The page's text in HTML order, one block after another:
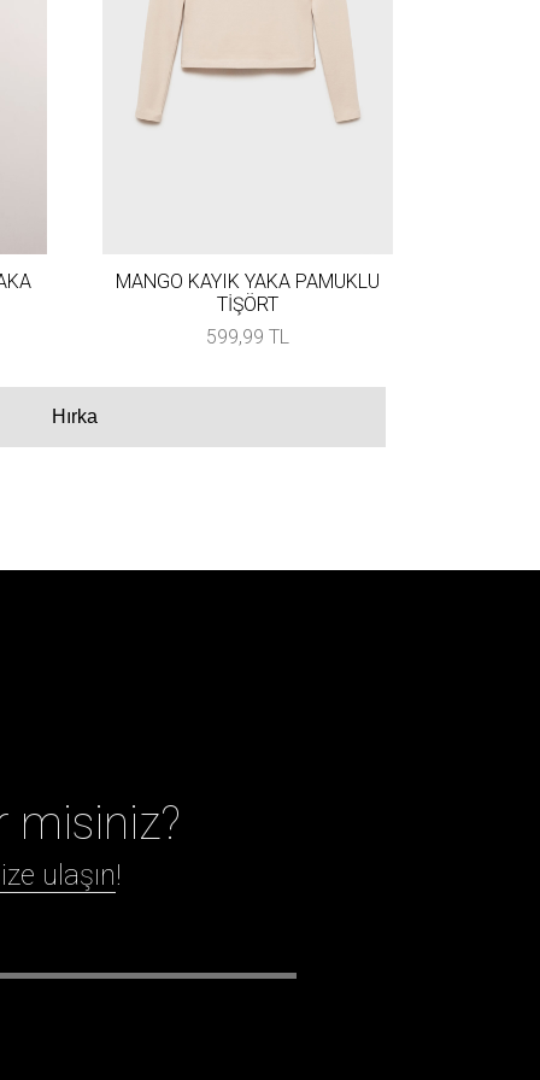
MANGO KAYIK YAKA PAMUKLU
TİŞÖRT
599,99 TL
Hırka
misiniz?
ulaşın!